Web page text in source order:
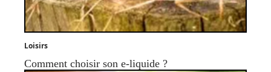
Loisirs
Comment choisir son e-liquide ?